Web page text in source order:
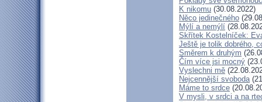
K nikomu (30.08.2022)
Něco jedinečného
Mýlí a nemýlí
Skřítek Kostelníček:
Ještě je tolik dobrého,
Směrem k druhým
Čím více jsi mocný
Vyslechni mě
Nejcennější svoboda
Máme to srdce
V mysli, v srdci a na